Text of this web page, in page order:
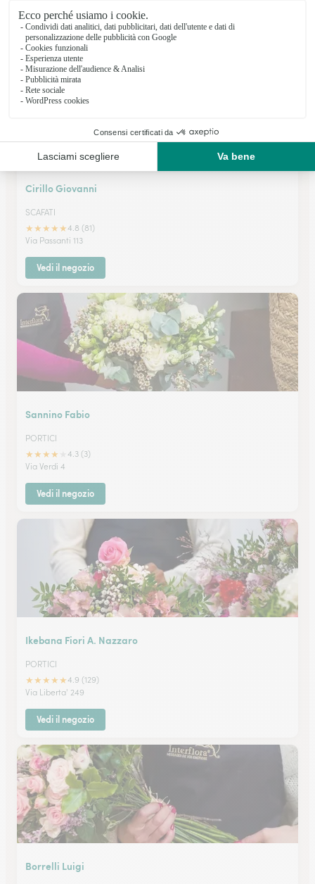
Via Nazionale Puglie-R.Cittadella
Vedi il negozio
Cirillo Giovanni
SCAFATI
★★★★★4.8 (81)
Via Passanti 113
Vedi il negozio
Sannino Fabio
PORTICI
★★★★
4.3 (3)
Via Verdi 4
Vedi il negozio
Ikebana Fiori A. Nazzaro
PORTICI
★★★★★4.9 (129)
Via Liberta' 249
Vedi il negozio
Borrelli Luigi